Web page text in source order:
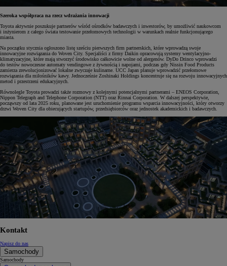
Szeroka współpraca na rzecz wdrażania innowacji
Toyota aktywnie poszukuje partnerów wśród ośrodków badawczych i inwestorów, by umożliwić naukowcom
i inżynierom z całego świata testowanie przełomowych technologii w warunkach realnie funkcjonującego
miasta.
Na początku stycznia ogłoszono listę sześciu pierwszych firm partnerskich, które wprowadzą swoje
innowacyjne rozwiązania do Woven City. Specjaliści z firmy Daikin opracowują systemy wentylacyjno-
klimatyzacyjne, które mają stworzyć środowisko całkowicie wolne od alergenów. DyDo Drinco wprowadzi
do testów nowoczesne automaty vendingowe z żywnością i napojami, podczas gdy Nissin Food Products
zamierza zrewolucjonizować lokalne zwyczaje kulinarne. UCC Japan planuje wprowadzić przełomowe
rozwiązania dla miłośników kawy. Jednocześnie Zoshinaki Holdings koncentruje się na rozwoju innowacyjnych
metod i przestrzeni edukacyjnych.
Równolegle Toyota prowadzi także rozmowy z kolejnymi potencjalnymi partnerami – ENEOS Corporation,
Nippon Telegraph and Telephone Corporation (NTT) oraz Rinnai Corporation. W dalszej perspektywie,
począwszy od lata 2025 roku, planowane jest uruchomienie programu wsparcia innowacyjności, który otworzy
drzwi Woven City dla obiecujących startupów, przedsiębiorców oraz jednostek akademickich i badawczych.
Kontakt
Napisz do nas
Samochody
Samochody